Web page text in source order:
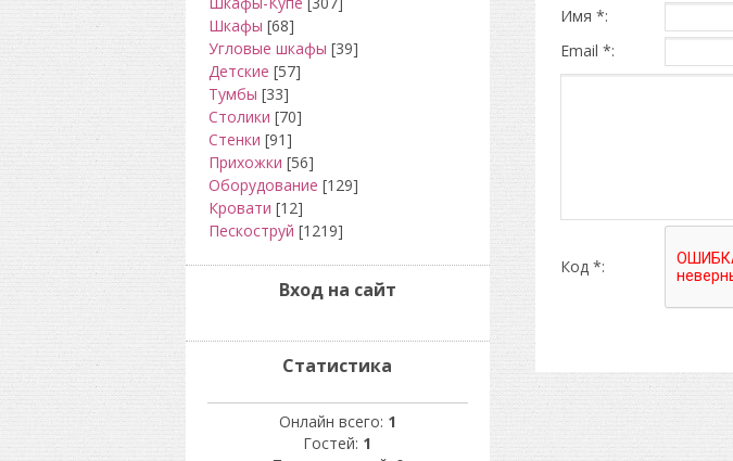
Имя *:
Email *:
Код *:
Шкафы [68]
Угловые шкафы [39]
Детские [57]
Тумбы [33]
Столики [70]
Стенки [91]
Прихожки [56]
Оборудование [129]
Кровати [12]
Пескоструй [1219]
Вход на сайт
Статистика
Онлайн всего: 1
Гостей: 1